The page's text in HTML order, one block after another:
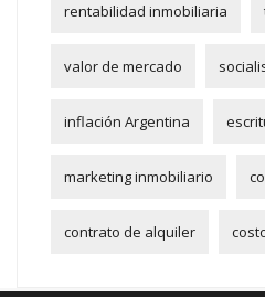
rentabilidad inmobiliaria
valor de mercado
inflación Argentina
marketing inmobiliario
contrato de alquiler